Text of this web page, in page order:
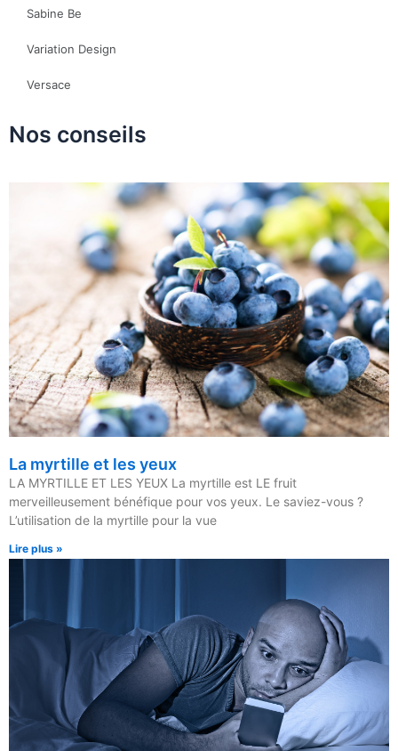
Sabine Be
Variation Design
Versace
Nos conseils
La myrtille et les yeux
LA MYRTILLE ET LES YEUX La myrtille est LE fruit
merveilleusement bénéfique pour vos yeux. Le saviez-vous ?
L’utilisation de la myrtille pour la vue
Lire plus »